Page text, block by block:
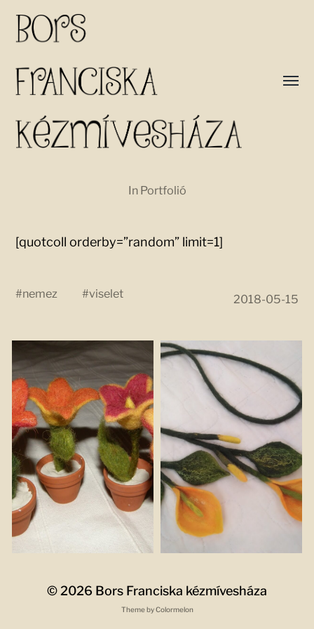
In Portfolió
[quotcoll orderby=”random” limit=1]
#nemez #viselet 2018-05-15
© 2026 Bors Franciska kézmívesháza
Theme byColormelon